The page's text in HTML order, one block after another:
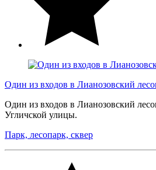
Один из входов в Лианозовский
Один из входов в Лианозовский
Угличской улицы.
Парк, лесопарк, сквер